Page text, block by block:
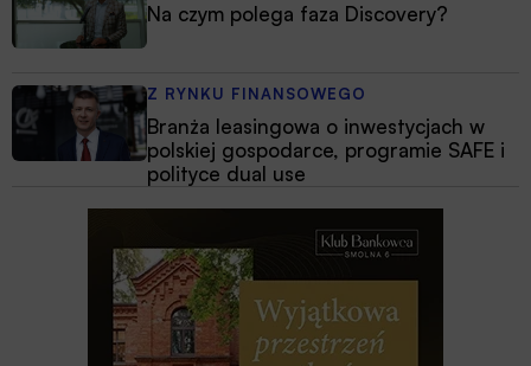
Na czym polega faza Discovery?
Z RYNKU FINANSOWEGO
Branża leasingowa o inwestycjach w
polskiej gospodarce, programie SAFE i
polityce dual use